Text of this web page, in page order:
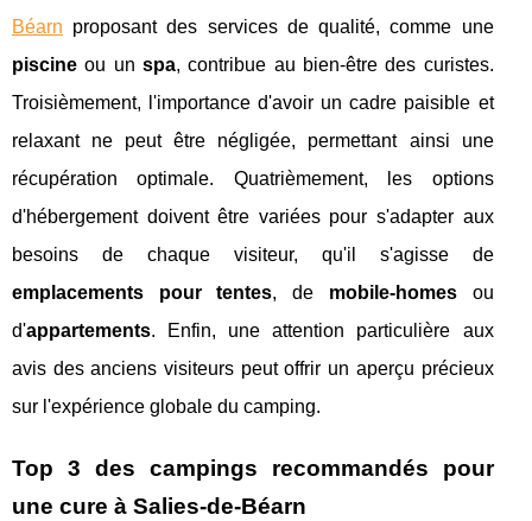
Béarn proposant des services de qualité, comme une
piscine ou un spa, contribue au bien-être des curistes.
Troisièmement, l'importance d'avoir un cadre paisible et
relaxant ne peut être négligée, permettant ainsi une
récupération optimale. Quatrièmement, les options
d'hébergement doivent être variées pour s'adapter aux
besoins de chaque visiteur, qu'il s'agisse de
emplacements pour tentes, de mobile-homesou
d'appartements. Enfin, une attention particulière aux
avis des anciens visiteurs peut offrir un aperçu précieux
sur l'expérience globale du camping.
Top 3 des campings recommandés pour
une cure à Salies-de-Béarn